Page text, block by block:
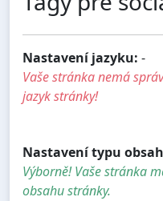
Nastavení jazyku: -
Vaše stránka nemá
jazyk stránky!
Nastavení typu
Výborně! Vaše stránka
obsahu stránky.